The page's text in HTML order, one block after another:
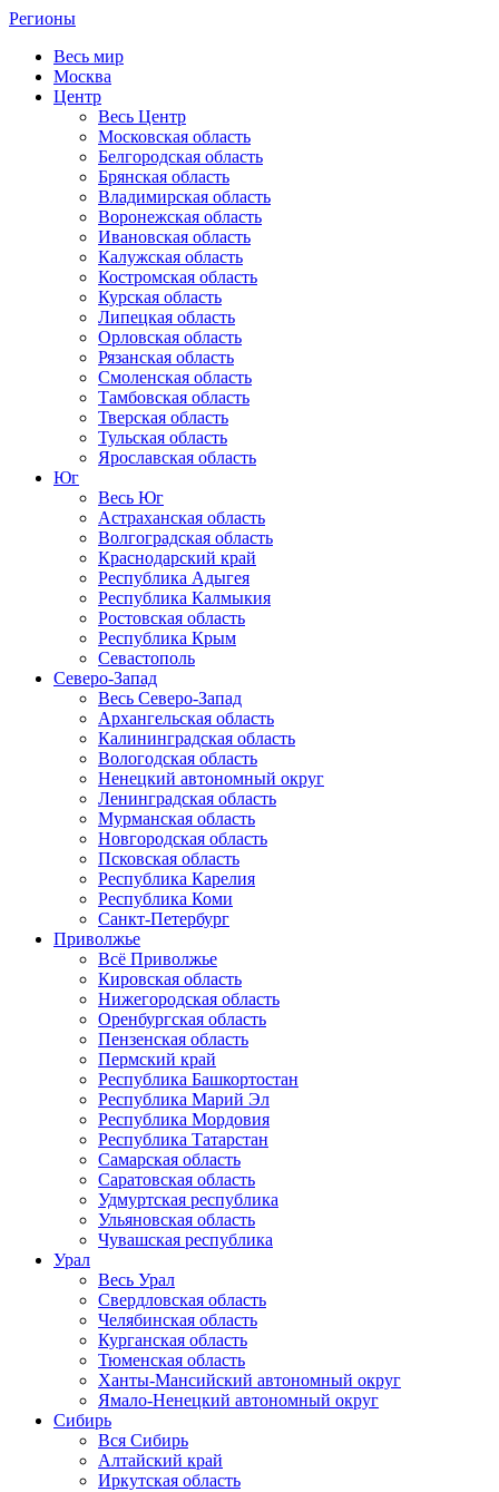
Регионы
Весь мир
Москва
Центр
Весь Центр
Московская область
Белгородская область
Брянская область
Владимирская область
Воронежская область
Ивановская область
Калужская область
Костромская область
Курская область
Липецкая область
Орловская область
Рязанская область
Смоленская область
Тамбовская область
Тверская область
Тульская область
Ярославская область
Юг
Весь Юг
Астраханская область
Волгоградская область
Краснодарский край
Республика Адыгея
Республика Калмыкия
Ростовская область
Республика Крым
Севастополь
Северо-Запад
Весь Северо-Запад
Архангельская область
Калининградская область
Вологодская область
Ненецкий автономный округ
Ленинградская область
Мурманская область
Новгородская область
Псковская область
Республика Карелия
Республика Коми
Санкт-Петербург
Приволжье
Всё Приволжье
Кировская область
Нижегородская область
Оренбургская область
Пензенская область
Пермский край
Республика Башкортостан
Республика Марий Эл
Республика Мордовия
Республика Татарстан
Самарская область
Саратовская область
Удмуртская республика
Ульяновская область
Чувашская республика
Урал
Весь Урал
Свердловская область
Челябинская область
Курганская область
Тюменская область
Ханты-Мансийский автономный округ
Ямало-Ненецкий автономный округ
Сибирь
Вся Сибирь
Алтайский край
Иркутская область